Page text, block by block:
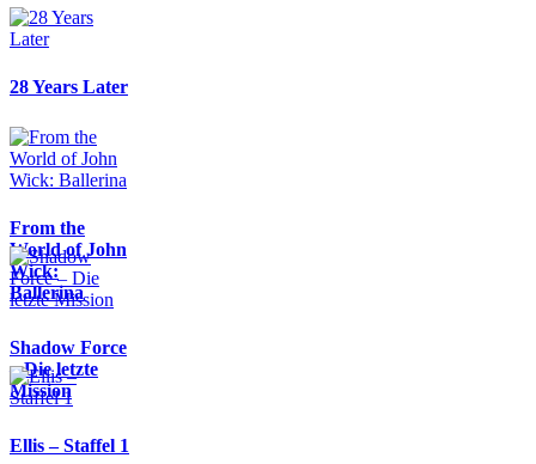
28 Years Later
From the
World of John
Wick:
Ballerina
Shadow Force
– Die letzte
Mission
Ellis – Staffel 1